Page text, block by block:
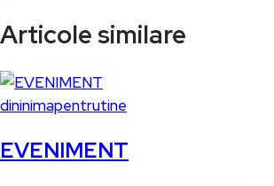
Articole similare
dininimapentrutine
EVENIMENT